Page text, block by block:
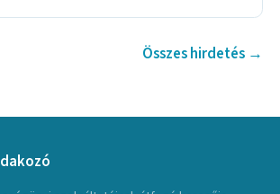
Összes hirdetés →